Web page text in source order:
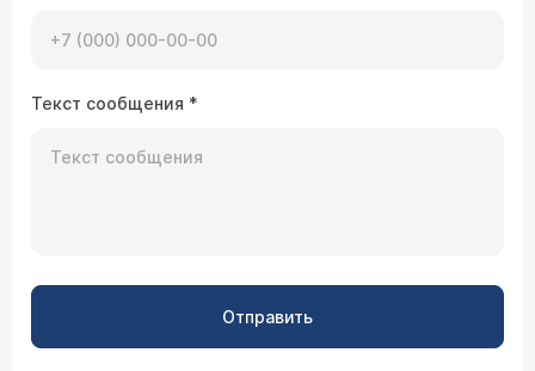
Текст сообщения *
Отправить